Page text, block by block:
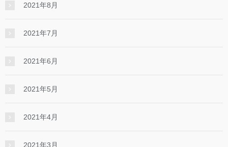
2021年8月
2021年7月
2021年6月
2021年5月
2021年4月
2021年3月